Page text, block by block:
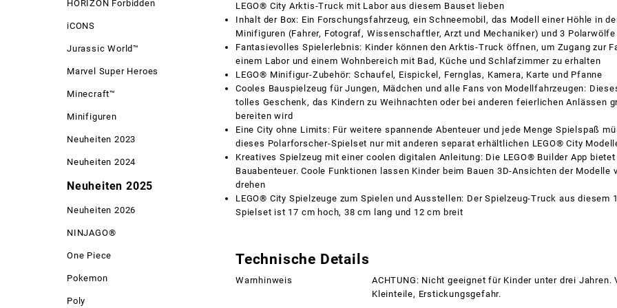
HORIZON Forbidden
iCONS
Jurassic World™
Marvel Super Heroes
Minecraft™
Minifiguren
Neuheiten 2023
Neuheiten 2024
Neuheiten 2025
Neuheiten 2026
NINJAGO®
One Piece
Pokemon
Poly
LEGO® City Arktis-Truck mit Labor aus diesem Bauset lieben
Inhalt der Box: Ein Forschungsfahrzeug, ein Schneemobil, das Modell einer Höhle in
Minifiguren (Fahrer, Fotograf, Wissenschaftler, Arzt und Mechaniker) und 3 Polarwölfe
Fantasievolles Spielerlebnis: Kinder können den Arktis-Truck öffnen, um Zugang zur
einem Labor und einem Wohnbereich mit Bad, Küche und Schlafzimmer zu erhalten
LEGO® Minifigur-Zubehör: Schaufel, Eispickel, Fernglas, Kamera, Karte und Pfanne
Cooles Bauspielzeug für Jungen, Mädchen und alle Fans von Modellfahrzeugen:
tolles Geschenk, das Kindern zu Weihnachten oder bei anderen feierlichen Anlässen
bereiten wird
Eine City ohne Limits: Für weitere spannende Abenteuer und jede Menge Spielspaß
dieses Polarforscher-Spielset nur mit anderen separat erhältlichen LEGO® City
Kreatives Spielzeug mit einer coolen digitalen Anleitung: Die LEGO® Builder App
Bauabenteuer. Coole Funktionen lassen Kinder beim Bauen 3D-Ansichten der Modelle
drehen
LEGO® City Spielzeuge zum Spielen und Ausstellen: Der Spielzeug-Truck aus diesem
Spielset ist 17 cm hoch, 38 cm lang und 12 cm breit
Technische Details
Warnhinweis
ACHTUNG: Nicht geeignet für Kinder unter drei Jahren.
Kleinteile, Erstickungsgefahr.